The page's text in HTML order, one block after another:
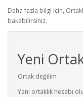
Daha fazla bilgi için,
bakabilirsiniz.
Yeni
Ortak değilim
Yeni ortaklık hesabı